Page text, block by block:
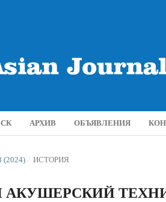
АРХИВ ОБЪЯВЛЕНИЯ
/ ИСТОРИЯ
АКУШЕРСКИЙ